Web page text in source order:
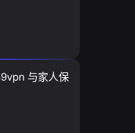
与家人保